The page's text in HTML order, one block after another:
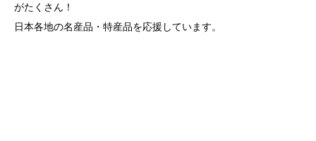
がたくさん！
日本各地の名産品・特産品を応援しています。